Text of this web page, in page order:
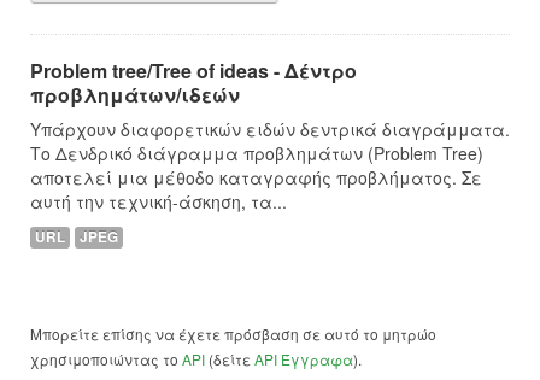
Problem tree/Tree of ideas - Δέντρο
προβλημάτων/ιδεών
Υπάρχουν διαφορετικών ειδών δεντρικά διαγράμματα.
Το Δενδρικό διάγραμμα προβλημάτων (Problem Tree)
αποτελεί μια μέθοδο καταγραφής προβλήματος. Σε
αυτή την τεχνική-άσκηση, τα...
URL JPEG
Μπορείτε επίσης να έχετε πρόσβαση σε αυτό το μητρώο
χρησιμοποιώντας το API (δείτε API Έγγραφα).